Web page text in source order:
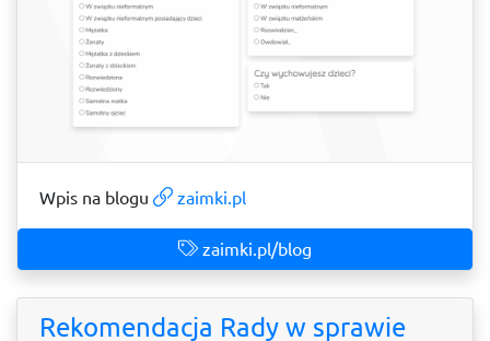
Wpis na blogu zaimki.pl
zaimki.pl/blog
Rekomendacja Rady w sprawie